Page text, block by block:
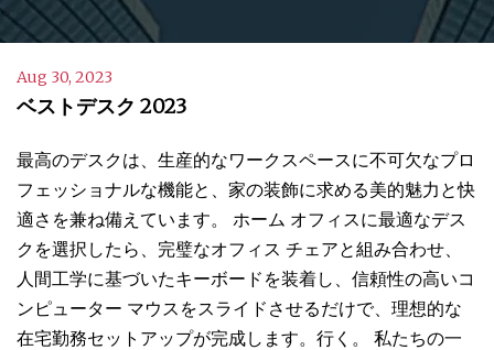
Aug 30, 2023
ベストデスク 2023
最高のデスクは、生産的なワークスペースに不可欠なプロ
フェッショナルな機能と、家の装飾に求める美的魅力と快
適さを兼ね備えています。 ホーム オフィスに最適なデス
クを選択したら、完璧なオフィス チェアと組み合わせ、
人間工学に基づいたキーボードを装着し、信頼性の高いコ
ンピューター マウスをスライドさせるだけで、理想的な
在宅勤務セットアップが完成します。行く。 私たちの一